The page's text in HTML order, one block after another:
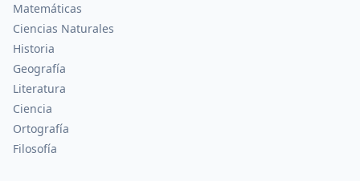
Matemáticas
Ciencias Naturales
Historia
Geografía
Literatura
Ciencia
Ortografía
Filosofía